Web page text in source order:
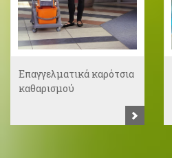
Επαγγελματικά καρότσια
καθαρισμού